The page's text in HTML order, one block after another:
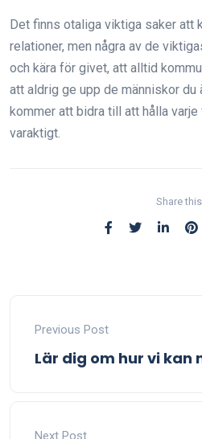
Det finns otaliga viktiga saker att
relationer, men några av de
och kära för givet, att alltid
att aldrig ge upp de människor du
kommer att bidra till att hålla
varaktigt.
Share
Previous Post
Lär dig om hur vi
Next Post